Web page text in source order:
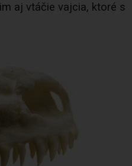
aj vtáčie vajcia, ktoré s